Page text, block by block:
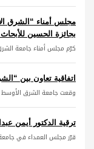
مجلس أمناء “الشرق
بجائزة الحسين للأبحاث
كرّم مجلس أمناء جامعة
اتفاقية تعاون بين
وقعت جامعة الشرق الأوسط
ترقية الدكتور أيمن
قرّر مجلس العمداء في